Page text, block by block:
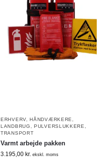
ERHVERV,HÅNDVÆRKERE
LANDBRUG
,PULVERSLUKKERE
TRANSPORT
Varmt arbejde pakken
3.195,00 kr. ekskl. moms